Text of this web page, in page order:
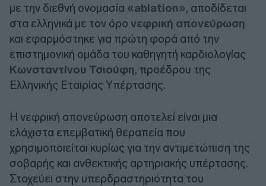
με την διεθνή ονομασία «ablation», αποδίδεται
στα ελληνικά με τον όρο νεφρική απονεύρωση
και εφαρμόστηκε για πρώτη φορά από την
επιστημονική ομάδα του καθηγητή καρδιολογίας
Κωνσταντίνου Τσιούφη, προέδρου της
Ελληνικής Εταιρίας Υπέρτασης.
Η νεφρική απονεύρωση αποτελεί είναι μια
ελάχιστα επεμβατική θεραπεία που
χρησιμοποιείται κυρίως για την αντιμετώπιση της
σοβαρής και ανθεκτικής αρτηριακής υπέρτασης.
Στοχεύει στην υπερδραστηριότητα του